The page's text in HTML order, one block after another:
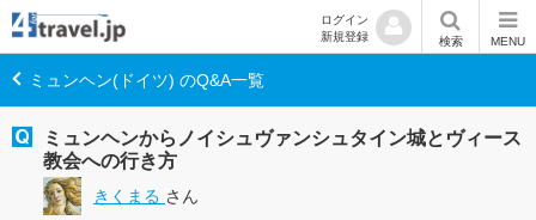
ログイン
新規登録
検索 MENU
ミュンヘン(ドイツ) のQ&A一覧
ミュンヘンからノイシュヴァンシュタイン城とヴィース
教会への行き方
きくまる さん